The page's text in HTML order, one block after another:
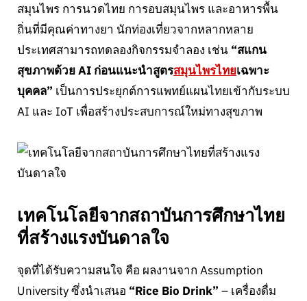
สมุนไพร การนวดไทย การอบสมุนไพร และอาหารพื้น
ถิ่นที่มีคุณค่าทางยา นักท่องเที่ยวจากหลากหลาย
ประเทศสามารถทดลองกิจกรรมจำลอง เช่น “สแกน
สุขภาพด้วย AI ก่อนแนะนำสูตรสมุนไพรไทยเฉพาะ
บุคคล” เป็นการประยุกต์การแพทย์แผนไทยเข้ากับระบบ
AI และ IoT เพื่อสร้างประสบการณ์ใหม่ทางสุขภาพ
เทคโนโลยีจากสถาบันการศึกษาไทย
ที่สร้างแรงบันดาลใจ
จุดที่ได้รับความสนใจ คือ ผลงานจาก Assumption
University ซึ่งนำเสนอ “Rice Bio Drink” – เครื่องดื่ม